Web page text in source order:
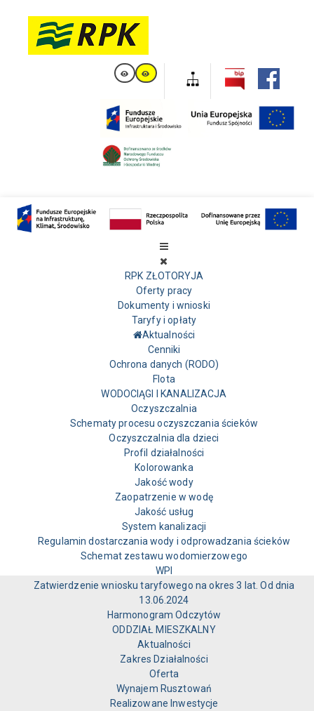
RPK ZŁOTORYJA
Oferty pracy
Dokumenty i wnioski
Taryfy i opłaty
Aktualności
Cenniki
Ochrona danych (RODO)
Flota
WODOCIĄGI I KANALIZACJA
Oczyszczalnia
Schematy procesu oczyszczania ścieków
Oczyszczalnia dla dzieci
Profil działalności
Kolorowanka
Jakość wody
Zaopatrzenie w wodę
Jakość usług
System kanalizacji
Regulamin dostarczania wody i odprowadzania ścieków
Schemat zestawu wodomierzowego
WPI
Zatwierdzenie wniosku taryfowego na okres 3 lat. Od dnia
13.06.2024
Harmonogram Odczytów
ODDZIAŁ MIESZKALNY
Aktualności
Zakres Działalności
Oferta
Wynajem Rusztowań
Realizowane Inwestycje